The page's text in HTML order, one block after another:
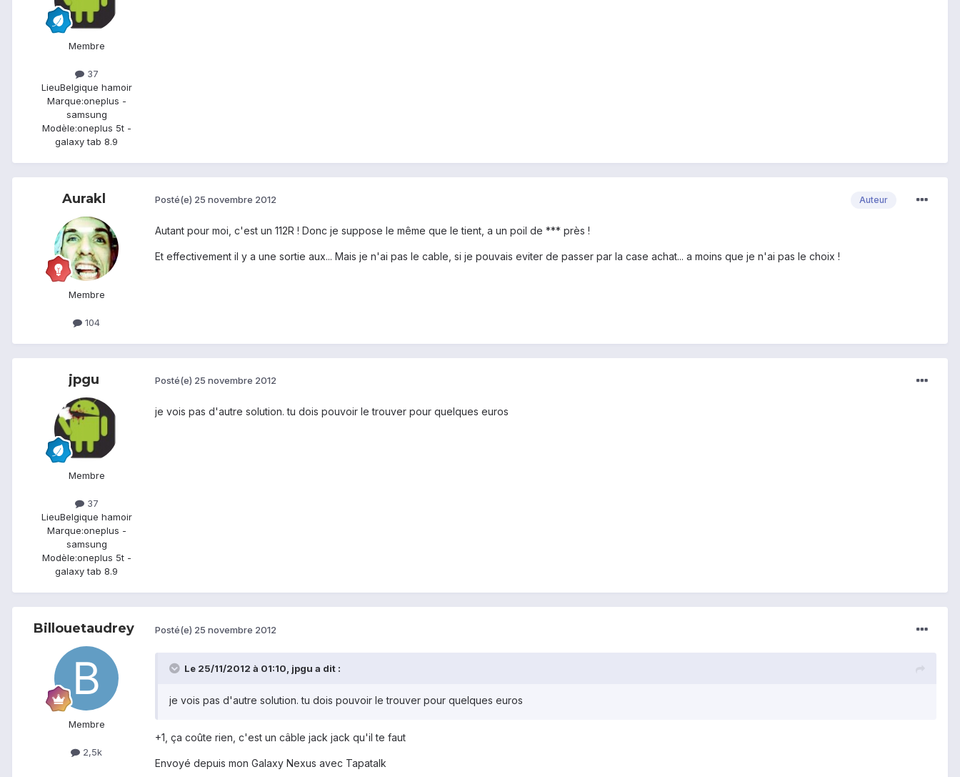
Membre
37
LieuBelgique hamoir
Marque:oneplus -
samsung
Modèle:oneplus 5t -
galaxy tab 8.9
Aurakl
Membre
104
Auteur
Posté(e) 25 novembre 2012
Autant pour moi, c'est un 112R ! Donc je suppose le même que le tient, a un poil de *** près !
Et effectivement il y a une sortie aux... Mais je n'ai pas le cable, si je pouvais eviter de passer par la case achat... a moins que je n'ai pas le choix !
jpgu
Membre
37
LieuBelgique hamoir
Marque:oneplus -
samsung
Modèle:oneplus 5t -
galaxy tab 8.9
Posté(e) 25 novembre 2012
je vois pas d'autre solution. tu dois pouvoir le trouver pour quelques euros
Billouetaudrey
Membre
2,5k
Posté(e) 25 novembre 2012
Le 25/11/2012 à 01:10, jpgu a dit :
je vois pas d'autre solution. tu dois pouvoir le trouver pour quelques euros
+1, ça coûte rien, c'est un câble jack jack qu'il te faut
Envoyé depuis mon Galaxy Nexus avec Tapatalk